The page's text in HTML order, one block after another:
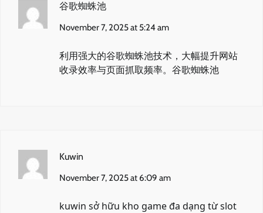
谷歌蜘蛛池
November 7, 2025 at 5:24 am
利用强大的谷歌蜘蛛池技术，大幅提升网站
收录效率与页面抓取频率。 谷歌蜘蛛池
Kuwin
November 7, 2025 at 6:09 am
kuwin sở hữu kho game đa dạng từ slot